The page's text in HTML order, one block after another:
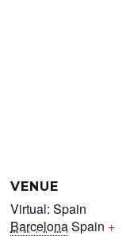
VENUE
Virtual: Spain
BarcelonaSpain +